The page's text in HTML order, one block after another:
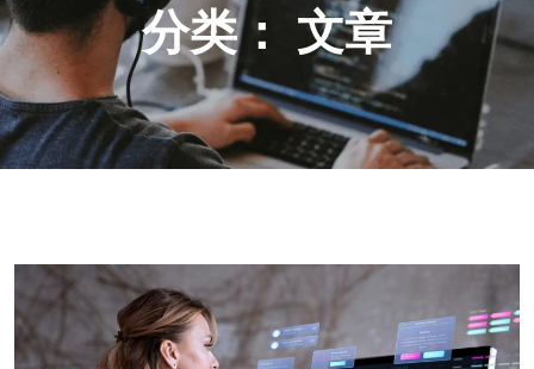
分类： 文章